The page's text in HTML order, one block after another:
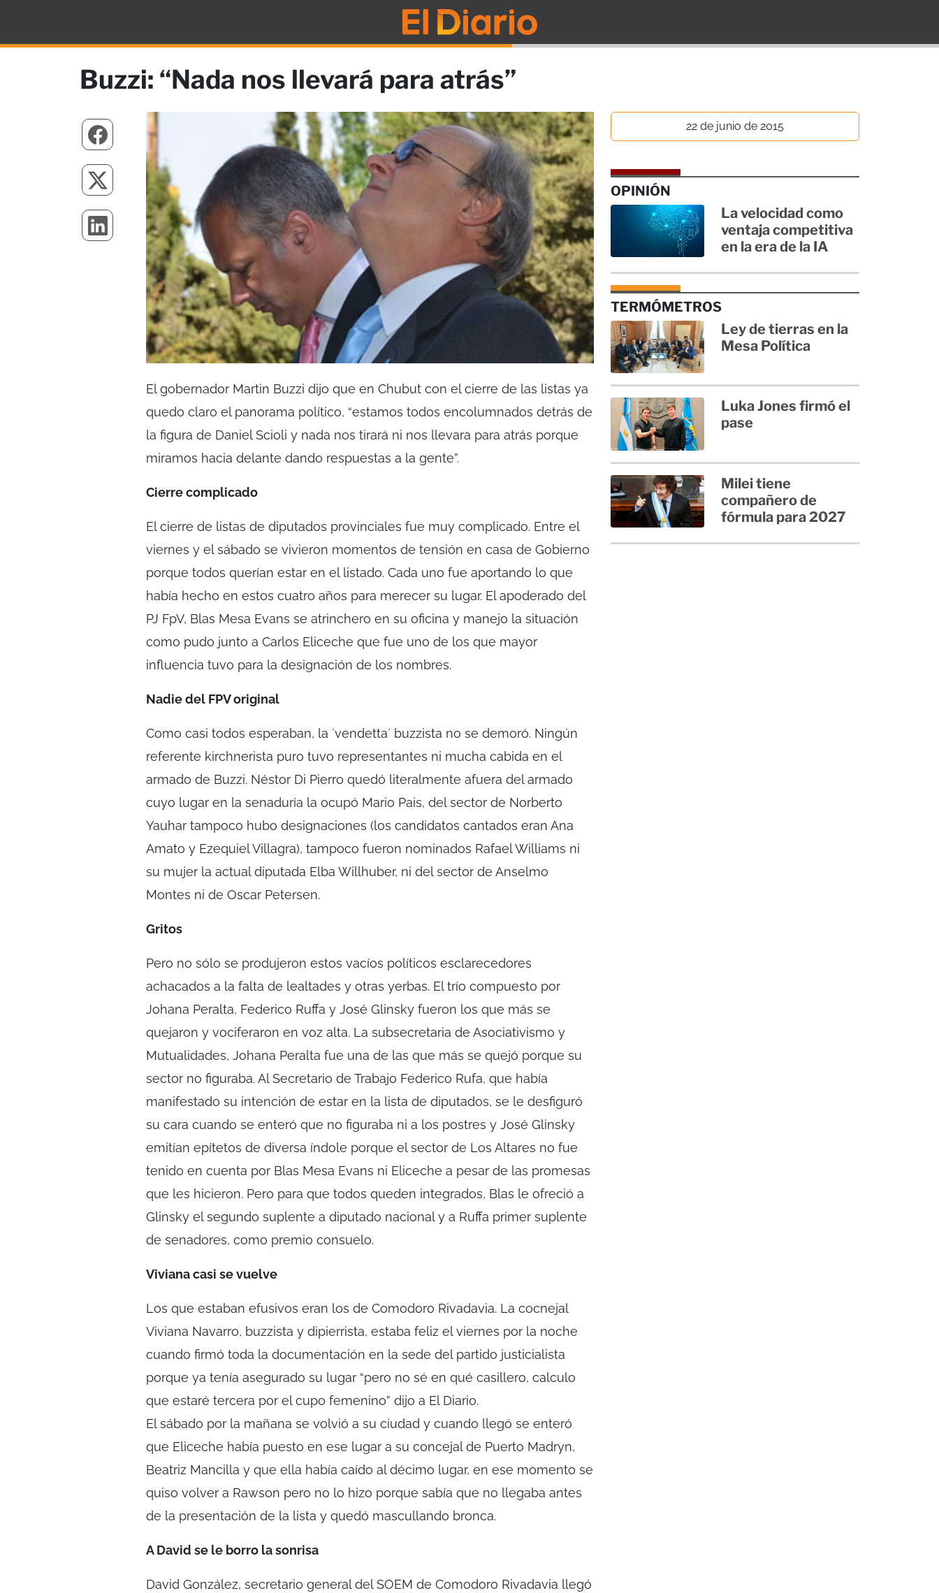
Buzzi: “Nada nos llevará para atrás”
El gobernador Martin Buzzi dijo que en Chubut con el cierre de las listas ya
quedo claro el panorama político, “estamos todos encolumnados detrás de
la figura de Daniel Scioli y nada nos tirará ni nos llevara para atrás porque
miramos hacia delante dando respuestas a la gente”.
Cierre complicado
El cierre de listas de diputados provinciales fue muy complicado. Entre el
viernes y el sábado se vivieron momentos de tensión en casa de Gobierno
porque todos querían estar en el listado. Cada uno fue aportando lo que
había hecho en estos cuatro años para merecer su lugar. El apoderado del
PJ FpV, Blas Mesa Evans se atrinchero en su oficina y manejo la situación
como pudo junto a Carlos Eliceche que fue uno de los que mayor
influencia tuvo para la designación de los nombres.
Nadie del FPV original
Como casi todos esperaban, la `vendetta´ buzzista no se demoró. Ningún
referente kirchnerista puro tuvo representantes ni mucha cabida en el
armado de Buzzi. Néstor Di Pierro quedó literalmente afuera del armado
cuyo lugar en la senaduría la ocupó Mario Pais, del sector de Norberto
Yauhar tampoco hubo designaciones (los candidatos cantados eran Ana
Amato y Ezequiel Villagra), tampoco fueron nominados Rafael Williams ni
su mujer la actual diputada Elba Willhuber, ni del sector de Anselmo
Montes ni de Oscar Petersen.
Gritos
Pero no sólo se produjeron estos vacíos políticos esclarecedores
achacados a la falta de lealtades y otras yerbas. El trío compuesto por
Johana Peralta, Federico Ruffa y José Glinsky fueron los que más se
quejaron y vociferaron en voz alta. La subsecretaria de Asociativismo y
Mutualidades, Johana Peralta fue una de las que más se quejó porque su
sector no figuraba. Al Secretario de Trabajo Federico Rufa, que había
manifestado su intención de estar en la lista de diputados, se le desfiguró
su cara cuando se enteró que no figuraba ni a los postres y José Glinsky
emitían epítetos de diversa índole porque el sector de Los Altares no fue
tenido en cuenta por Blas Mesa Evans ni Eliceche a pesar de las promesas
que les hicieron. Pero para que todos queden integrados, Blas le ofreció a
Glinsky el segundo suplente a diputado nacional y a Ruffa primer suplente
de senadores, como premio consuelo.
Viviana casi se vuelve
Los que estaban efusivos eran los de Comodoro Rivadavia. La cocnejal
Viviana Navarro, buzzista y dipierrista, estaba feliz el viernes por la noche
cuando firmó toda la documentación en la sede del partido justicialista
porque ya tenía asegurado su lugar “pero no sé en qué casillero, calculo
que estaré tercera por el cupo femenino” dijo a El Diario.
El sábado por la mañana se volvió a su ciudad y cuando llegó se enteró
que Eliceche había puesto en ese lugar a su concejal de Puerto Madryn,
Beatriz Mancilla y que ella había caído al décimo lugar, en ese momento se
quiso volver a Rawson pero no lo hizo porque sabía que no llegaba antes
de la presentación de la lista y quedó mascullando bronca.
A David se le borro la sonrisa
David González, secretario general del SOEM de Comodoro Rivadavia llegó
22 de junio de 2015
OPINIÓN
La velocidad como
ventaja competitiva
en la era de la IA
TERMÓMETROS
Ley de tierras en la
Mesa Política
Luka Jones firmó el
pase
Milei tiene
compañero de
fórmula para 2027